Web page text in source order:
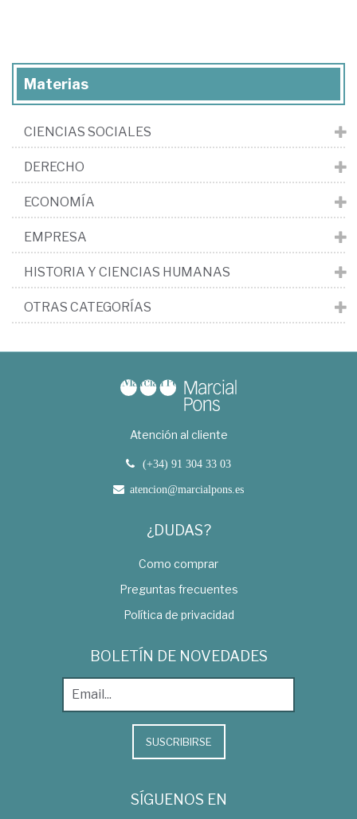
Materias
CIENCIAS SOCIALES
DERECHO
ECONOMÍA
EMPRESA
HISTORIA Y CIENCIAS HUMANAS
OTRAS CATEGORÍAS
Atención al cliente
(+34) 91 304 33 03
atencion@marcialpons.es
¿DUDAS?
Como comprar
Preguntas frecuentes
Política de privacidad
BOLETÍN DE NOVEDADES
SUSCRIBIRSE
SÍGUENOS EN